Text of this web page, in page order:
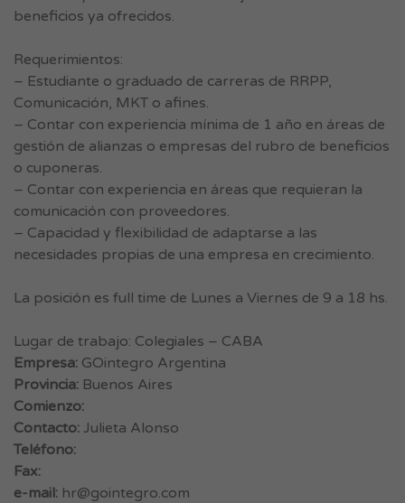
beneficios ya ofrecidos.
Requerimientos:
– Estudiante o graduado de carreras de RRPP,
Comunicación, MKT o afines.
– Contar con experiencia mínima de 1 año en áreas de
gestión de alianzas o empresas del rubro de beneficios
o cuponeras.
– Contar con experiencia en áreas que requieran la
comunicación con proveedores.
– Capacidad y flexibilidad de adaptarse a las
necesidades propias de una empresa en crecimiento.
La posición es full time de Lunes a Viernes de 9 a 18 hs.
Lugar de trabajo: Colegiales – CABA
Empresa: GOintegro Argentina
Provincia: Buenos Aires
Comienzo:
Contacto: Julieta Alonso
Teléfono:
Fax:
e-mail: hr@gointegro.com